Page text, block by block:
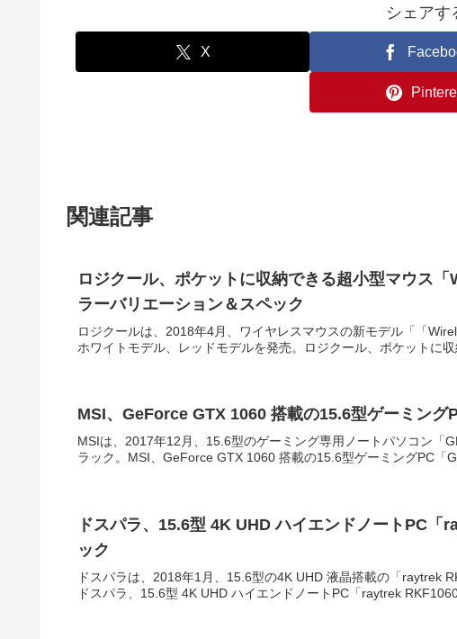
シェアす
X
関連記事
ロジクール、ポケットに収納できる超小型マウス
ラーバリエーション＆スペック
ロジクールは、2018年4月、ワイヤレスマウスの新モデル「「
ホワイトモデル、レッドモデルを発売。ロジクール、ポケットに
MSI、GeForce GTX 1060 搭載の15.6型ゲーミング
MSIは、2017年12月、15.6型のゲーミング専用ノートパソコン「
ラック。MSI、GeForce GTX 1060 搭載の15.6型ゲーミングPC「
ドスパラ、15.6型 4K UHD ハイエンドノートPC
ック
ドスパラは、2018年1月、15.6型の4K UHD 液晶搭載の「raytrek
ドスパラ、15.6型 4K UHD ハイエンドノートPC「raytrek